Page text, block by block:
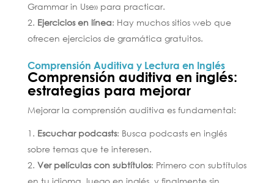
Grammar in Use» para practicar.
Ejercicios en línea: Hay muchos sitios web que
ofrecen ejercicios de gramática gratuitos.
Comprensión Auditiva y Lectura en Inglés
Comprensión auditiva en inglés:
estrategias para mejorar
Mejorar la comprensión auditiva es fundamental:
Escuchar podcasts: Busca podcasts en inglés
sobre temas que te interesen.
Ver películas con subtítulos: Primero con subtítulos